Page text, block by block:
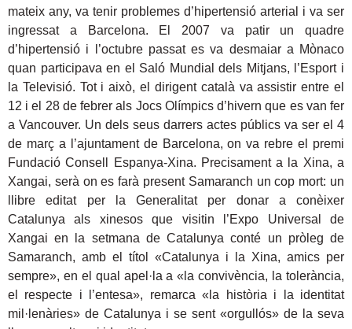
mateix any, va tenir problemes d’hipertensió arterial i va ser
ingressat a Barcelona. El 2007 va patir un quadre
d’hipertensió i l’octubre passat es va desmaiar a Mònaco
quan participava en el Saló Mundial dels Mitjans, l’Esport i
la Televisió. Tot i això, el dirigent català va assistir entre el
12 i el 28 de febrer als Jocs Olímpics d’hivern que es van fer
a Vancouver. Un dels seus darrers actes públics va ser el 4
de març a l’ajuntament de Barcelona, on va rebre el premi
Fundació Consell Espanya-Xina. Precisament a la Xina, a
Xangai, serà on es farà present Samaranch un cop mort: un
llibre editat per la Generalitat per donar a conèixer
Catalunya als xinesos que visitin l’Expo Universal de
Xangai en la setmana de Catalunya conté un pròleg de
Samaranch, amb el títol «Catalunya i la Xina, amics per
sempre», en el qual apel·la a «la convivència, la tolerància,
el respecte i l’entesa», remarca «la història i la identitat
mil·lenàries» de Catalunya i se sent «orgullós» de la seva